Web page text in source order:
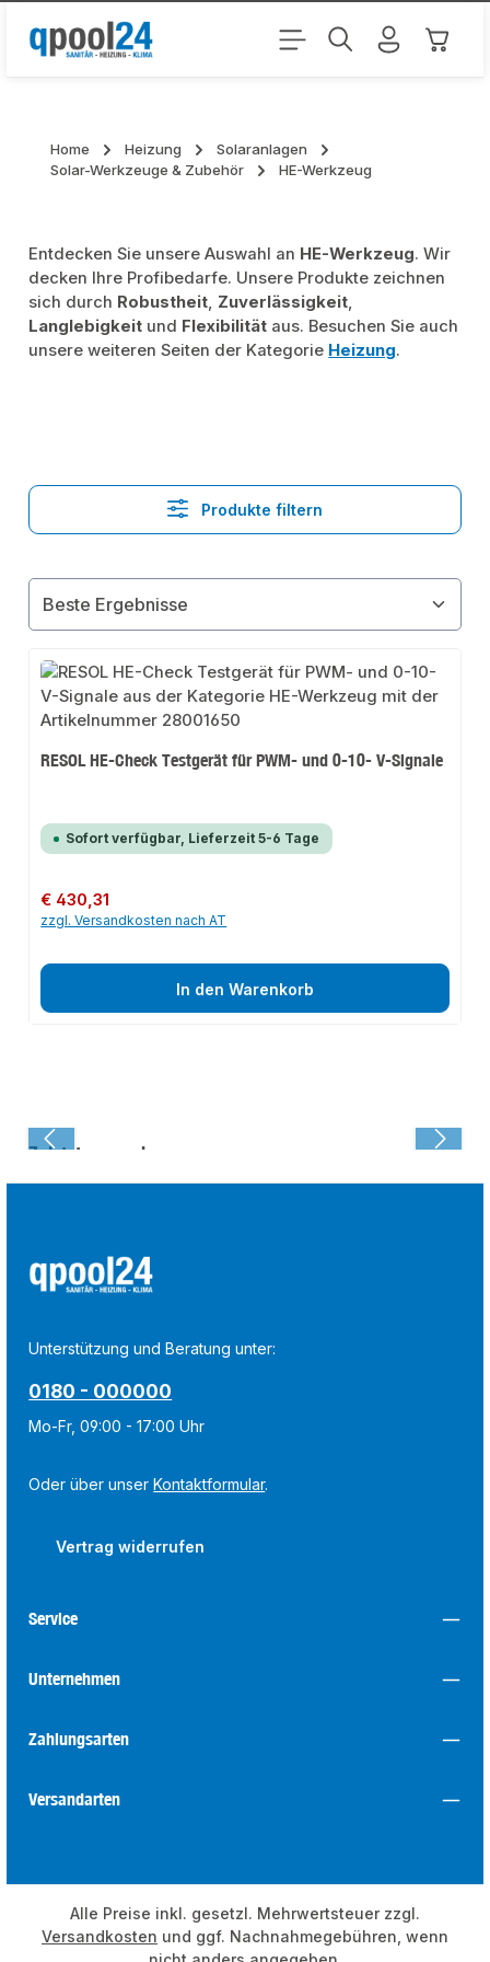
Zum Hauptinhalt springen
Home Heizung
Solaranlagen
Solar-Werkzeuge & Zubehör
HE-Werkzeug
Entdecken Sie unsere Auswahl an HE-Werkzeug. Wir
decken Ihre Profibedarfe. Unsere Produkte zeichnen
sich durch Robustheit, Zuverlässigkeit,
Langlebigkeit und Flexibilität aus. Besuchen Sie auch
unsere weiteren Seiten der Kategorie Heizung.
Produkte filtern
RESOL HE-Check Testgerät für PWM- und 0-10- V-Signale
Sofort verfügbar, Lieferzeit 5-6 Tage
Regulärer Preis:
€ 430,31
zzgl. Versandkosten nach AT
In den Warenkorb
Zuletzt angesehen:
Unterstützung und Beratung unter:
0180 - 000000
Mo-Fr, 09:00 - 17:00 Uhr
Oder über unserKontaktformular.
Vertrag widerrufen
Service
Unternehmen
Zahlungsarten
Versandarten
Alle Preise inkl. gesetzl. Mehrwertsteuer zzgl.
Versandkosten und ggf. Nachnahmegebühren, wenn